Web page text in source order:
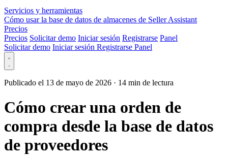
Servicios y herramientas
Cómo usar la base de datos de almacenes de Seller Assistant
Precios
Precios Solicitar demo Iniciar sesión Registrarse Panel
Solicitar demo Iniciar sesión Registrarse Panel
Publicado el 13 de mayo de 2026 · 14 min de lectura
Cómo crear una orden de
compra desde la base de datos
de proveedores